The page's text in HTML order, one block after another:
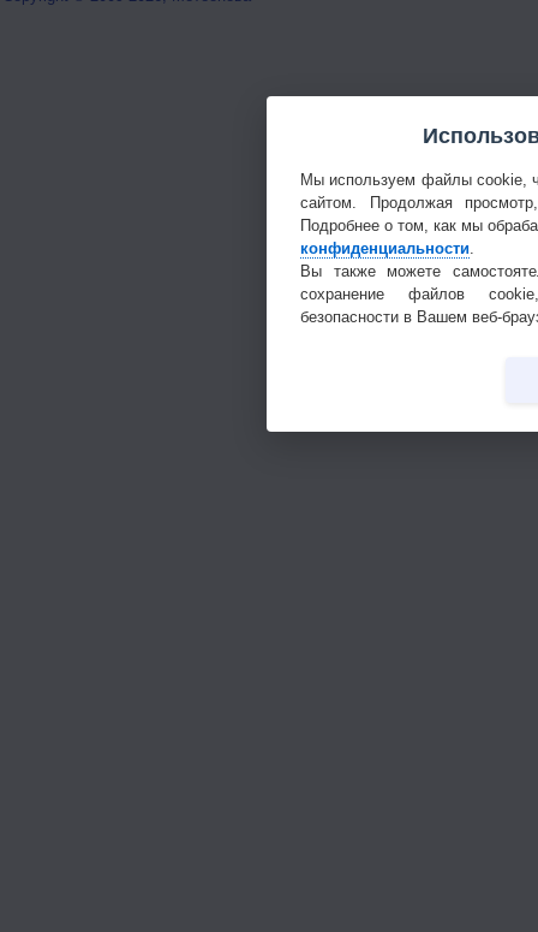
Мы используем файлы cookie,
сайтом. Продолжая
Подробнее о том, как мы
конфиденциальности
Вы также можете
сохранение файлов
безопасности в Вашем веб-